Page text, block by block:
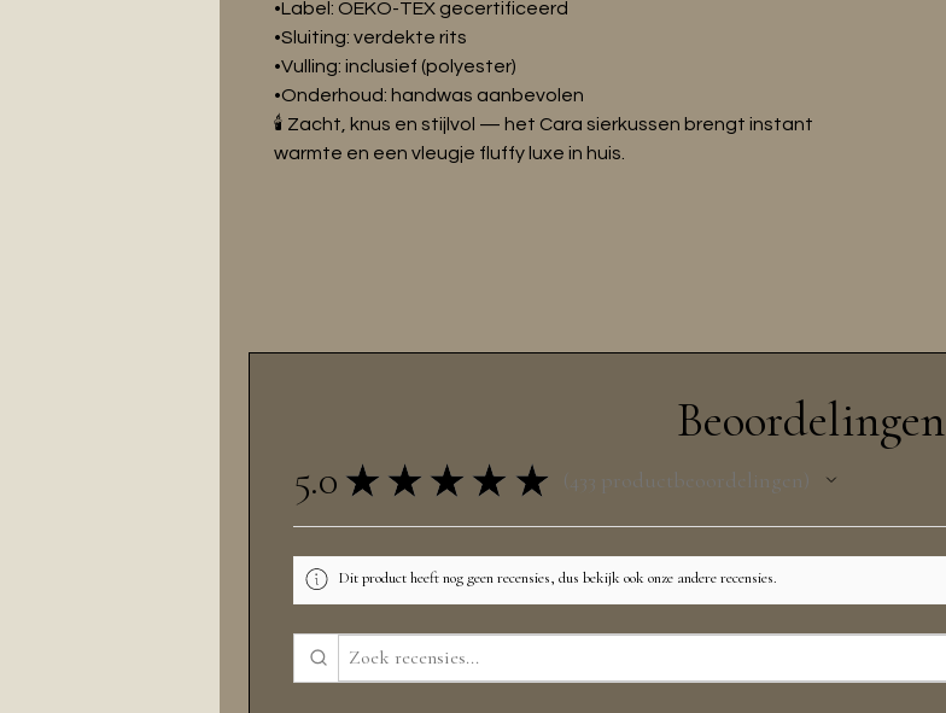
•Label: OEKO-TEX gecertificeerd
•Sluiting: verdekte rits
•Vulling: inclusief (polyester)
•Onderhoud: handwas aanbevolen
🕯️ Zacht, knus en stijlvol — het Cara sierkussen brengt instant
warmte en een vleugje fluffy luxe in huis.
Beoordelingen
5.0 ★ ★ ★ ★ ★ 433 productbeoordelingen
433
Dit product heeft nog geen recensies, dus bekijk ook onze andere recensies.